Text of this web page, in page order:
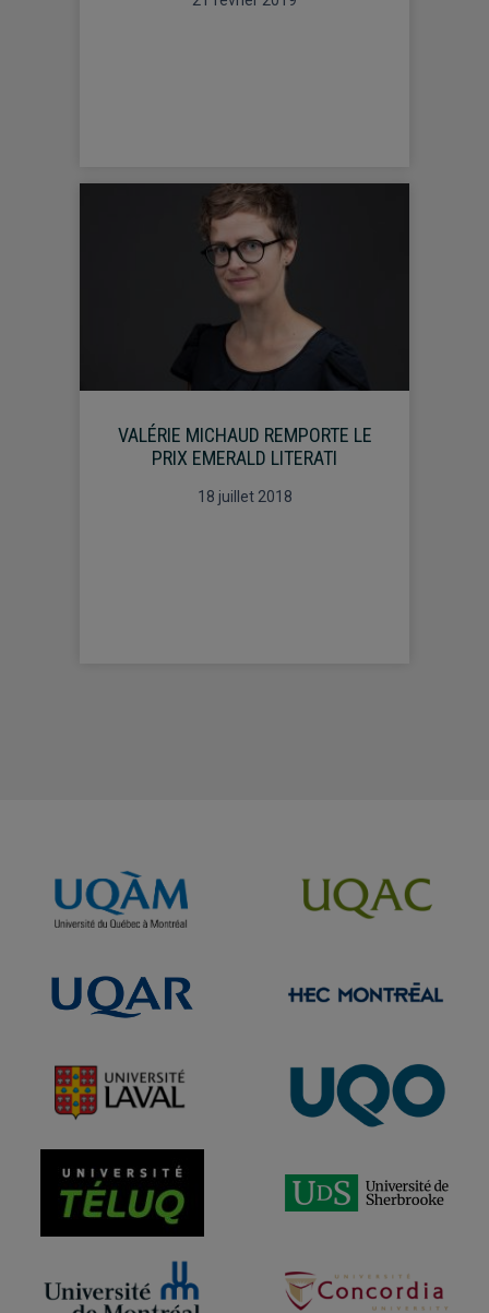
VALÉRIE MICHAUD REMPORTE LE
PRIX EMERALD LITERATI
18 juillet 2018